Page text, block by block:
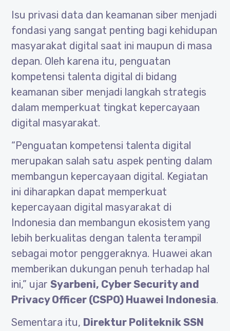
Isu privasi data dan keamanan siber menjadi
fondasi yang sangat penting bagi kehidupan
masyarakat digital saat ini maupun di masa
depan. Oleh karena itu, penguatan
kompetensi talenta digital di bidang
keamanan siber menjadi langkah strategis
dalam memperkuat tingkat kepercayaan
digital masyarakat.
“Penguatan kompetensi talenta digital
merupakan salah satu aspek penting dalam
membangun kepercayaan digital. Kegiatan
ini diharapkan dapat memperkuat
kepercayaan digital masyarakat di
Indonesia dan membangun ekosistem yang
lebih berkualitas dengan talenta terampil
sebagai motor penggeraknya. Huawei akan
memberikan dukungan penuh terhadap hal
ini,” ujarSyarbeni, Cyber Security and
Privacy Officer (CSPO) Huawei Indonesia.
Sementara itu, Direktur Politeknik SSN